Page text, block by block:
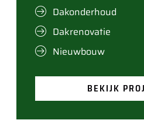
Dakonderhoud
Dakrenovatie
Nieuwbouw
BEKIJK